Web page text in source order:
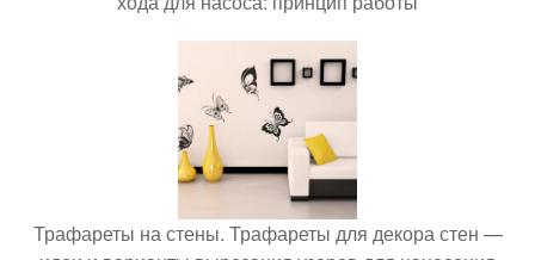
Трафареты на стены. Трафареты для декора стен —